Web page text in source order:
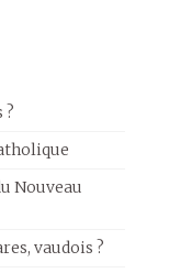
?
Nouveau
vaudois ?